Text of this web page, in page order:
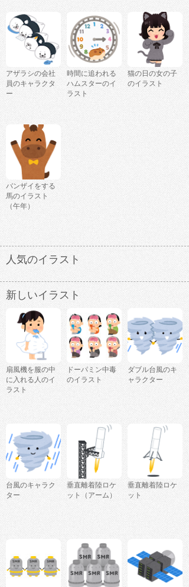
アザラシの会社
員のキャラクタ
ー
時間に追われる
ハムスターのイ
ラスト
猫の日の女の子
のイラスト
バンザイをする
馬のイラスト
（午年）
人気のイラスト
新しいイラスト
扇風機を服の中
に入れる人のイ
ラスト
ドーパミン中毒
のイラスト
ダブル台風のキ
ャラクター
台風のキャラク
ター
垂直離着陸ロケ
ット（アーム）
垂直離着陸ロケ
ット